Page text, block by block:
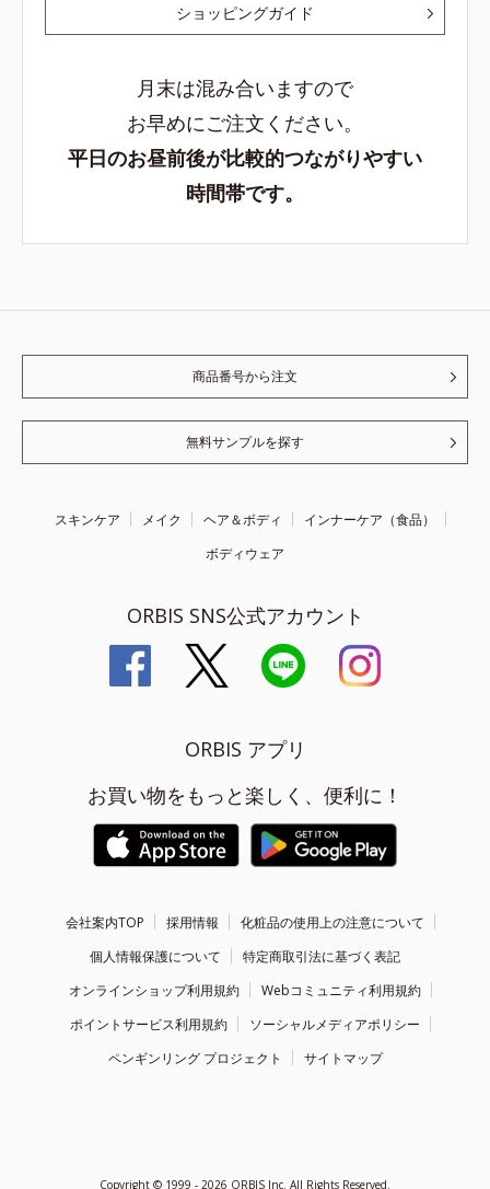
ショッピングガイド
月末は混み合いますので
お早めにご注文ください。
平日のお昼前後が比較的つながりやすい
時間帯です。
商品番号から注文
無料サンプルを探す
スキンケア メイク ヘア＆ボディ
インナーケア（食品）
ボディウェア
ORBIS SNS公式アカウント
ORBIS アプリ
お買い物をもっと楽しく、便利に！
会社案内TOP 採用情報
化粧品の使用上の注意について
個人情報保護について
特定商取引法に基づく表記
オンラインショップ利用規約
Webコミュニティ利用規約
ポイントサービス利用規約
ソーシャルメディアポリシー
ペンギンリング プロジェクト
サイトマップ
Copyright © 1999 - 2026 ORBIS Inc. All Rights Reserved.